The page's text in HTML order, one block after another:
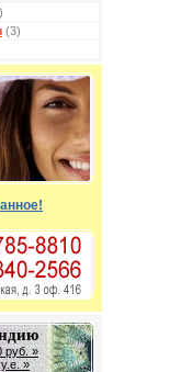
(3)
руб. »
»